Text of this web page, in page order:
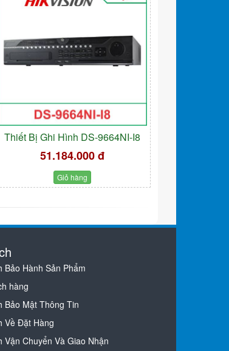
Thiết Bị Ghi Hình DS-9664NI-I8
51.184.000 đ
Giỏ hàng
Hành Sản Phẩm
hàng
Bảo Mật Thông Tin
Về Đặt Hàng
Chuyển Và Giao Nhận